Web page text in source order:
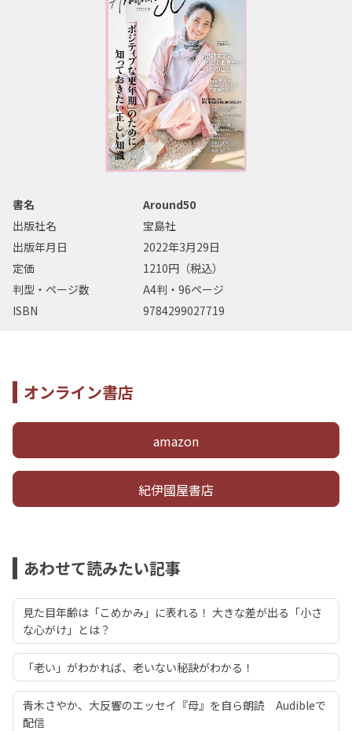
書名
Around50
出版社名
宝島社
出版年月日
2022年3月29日
定価
1210円（税込）
判型・ページ数
A4判・96ページ
ISBN
9784299027719
オンライン書店
amazon
紀伊國屋書店
あわせて読みたい記事
見た目年齢は「こめかみ」に表れる！ 大きな差が出る「小さ
な心がけ」とは？
「老い」がわかれば、老いない秘訣がわかる！
青木さやか、大反響のエッセイ『母』を自ら朗読 Audibleで
配信